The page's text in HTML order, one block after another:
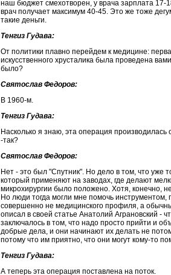
наш бюджет смехотворен, у врача зарплата 17-
врач получает максимум 40-45. Это же тоже
такие деньги.
Тенгиз Гудава:
От политики плавно перейдем к медицине:
искусственного хрусталика была проведена
было?
Святослав Федоров:
В 1960-м.
Тенгиз Гудава:
Насколько я знаю, эта операция
-так?
Святослав Федоров:
Нет - это был "Спутник". Но дело в том, что уже
который применяют на заводах, где делают
микрохирургии было положено. Хотя, конечно,
Но люди тогда могли мне помочь инструментом,
совершенно не медицинского профиля, а
описал в своей статье Анатолий Аграновский -
заключалось в том, что надо просто прийти и
добрые дела, и они начинают их делать не
потому что им приятно, что они могут кому-то
Тенгиз Гудава:
А теперь эта операция поставлена на поток.